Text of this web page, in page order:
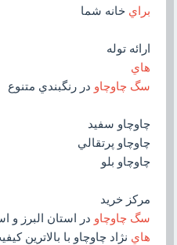
براي خانه شما
ارائه توله
هاي
سگ چاوچاو در رنگبندي متنوع
چاوچاو سفيد
چاوچاو پرتقالي
چاوچاو بلو
مرکز خريد
سگ چاوچاو در استان البرز و
هاي نژاد چاوچاو با بالاترين